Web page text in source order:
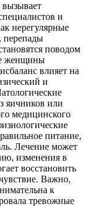
и
нерегулярные
перепады
поводом
женщины
влияет на
и
яичников или
медицинского
питание,
Лечение может
изменения в
восстановить
Важно,
к
тревожные